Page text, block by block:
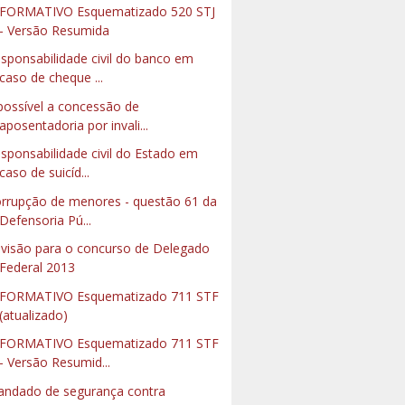
Esquematizado 520 STJ
- Versão Resumida
civil do banco em
caso de cheque ...
a concessão de
aposentadoria por invali...
civil do Estado em
caso de suicíd...
de menores - questão 61 da
Defensoria Pú...
para o concurso de Delegado
Federal 2013
Esquematizado 711 STF
(atualizado)
Esquematizado 711 STF
- Versão Resumid...
de segurança contra